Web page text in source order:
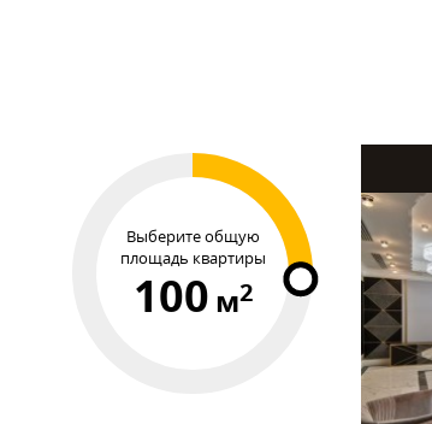
Выберите общую
площадь квартиры
100 м2